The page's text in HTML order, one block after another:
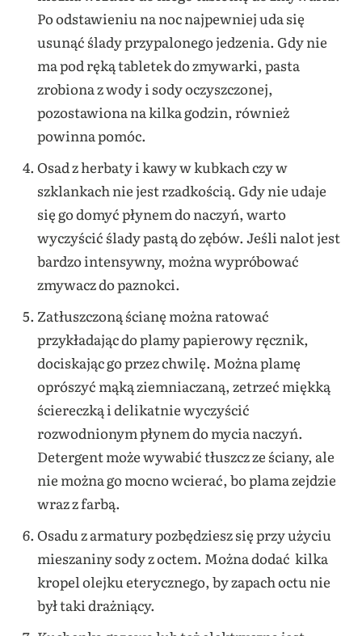
Po odstawieniu na noc najpewniej uda się
usunąć ślady przypalonego jedzenia. Gdy nie
ma pod ręką tabletek do zmywarki, pasta
zrobiona z wody i sody oczyszczonej,
pozostawiona na kilka godzin, również
powinna pomóc.
Osad z herbaty i kawy w kubkach czy w
szklankach nie jest rzadkością. Gdy nie udaje
się go domyć płynem do naczyń, warto
wyczyścić ślady pastą do zębów. Jeśli nalot jest
bardzo intensywny, można wypróbować
zmywacz do paznokci.
Zatłuszczoną ścianę można ratować
przykładając do plamy papierowy ręcznik,
dociskając go przez chwilę. Można plamę
oprószyć mąką ziemniaczaną, zetrzeć miękką
ściereczką i delikatnie wyczyścić
rozwodnionym płynem do mycia naczyń.
Detergent może wywabić tłuszcz ze ściany, ale
nie można go mocno wcierać, bo plama zejdzie
wraz z farbą.
Osadu z armatury pozbędziesz się przy użyciu
mieszaniny sody z octem. Można dodać kilka
kropel olejku eterycznego, by zapach octu nie
był taki drażniący.